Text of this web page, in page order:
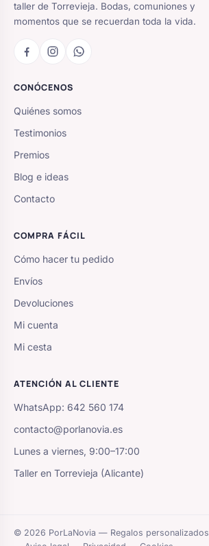
taller de Torrevieja. Bodas, comuniones y
momentos que se recuerdan toda la vida.
CONÓCENOS
Quiénes somos
Testimonios
Premios
Blog e ideas
Contacto
COMPRA FÁCIL
Cómo hacer tu pedido
Envíos
Devoluciones
Mi cuenta
Mi cesta
ATENCIÓN AL CLIENTE
WhatsApp: 642 560 174
contacto@porlanovia.es
Lunes a viernes, 9:00–17:00
Taller en Torrevieja (Alicante)
© 2026 PorLaNovia — Regalos personalizados